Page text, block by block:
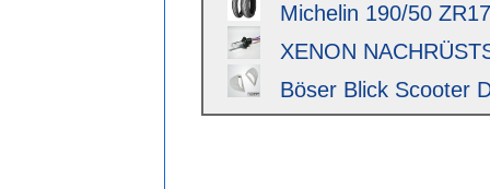
Michelin 190/50
XENON
Böser Blick Scooter